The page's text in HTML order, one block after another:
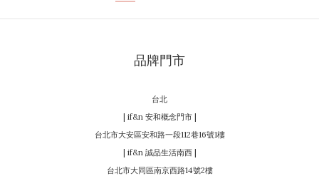
品牌門市
台北
| if&n 安和概念門市 |
台北市大安區安和路一段112巷16號1樓
| if&n 誠品生活南西 |
台北市大同區南京西路14號2樓